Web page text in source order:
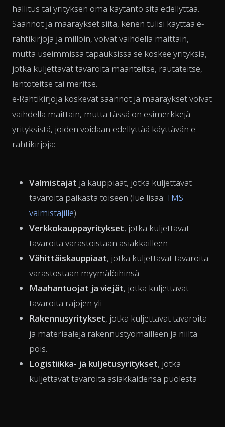
hallitus tai yrityksen oma käytäntö sitä edellyttää.
Säännöt ja määräykset siitä, kenen tulisi käyttää e-
rahtikirjoja ja milloin, voivat vaihdella maittain,
mutta useimmissa tapauksissa se koskee yrityksiä,
jotka kuljettavat tavaroita maanteitse, rautateitse,
lentoteitse tai meritse.
e-Rahtikirjoja koskevat säännöt ja määräykset voivat
vaihdella maittain, mutta tässä on esimerkkejä
yrityksistä, joiden voidaan edellyttää käyttävän e-
rahtikirjoja:
Valmistajat ja kauppiaat, jotka kuljettavat
tavaroita paikasta toiseen (lue lisää: TMS
valmistajille)
Verkkokauppayritykset, jotka kuljettavat
tavaroita varastoistaan asiakkailleen
Vähittäiskauppiaat, jotka kuljettavat tavaroita
varastostaan myymälöihinsä
Maahantuojat ja viejät, jotka kuljettavat
tavaroita rajojen yli
Rakennusyritykset, jotka kuljettavat tavaroita
ja materiaaleja rakennustyömailleen ja niiltä
pois.
Logistiikka- ja kuljetusyritykset, jotka
kuljettavat tavaroita asiakkaidensa puolesta